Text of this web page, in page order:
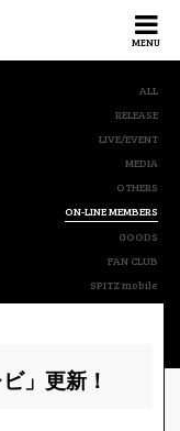
MENU
ALL
RELEASE
LIVE/EVENT
MEDIA
OTHERS
ON-LINE MEMBERS
GOODS
FAN CLUB
SPITZ mobile
」更新！